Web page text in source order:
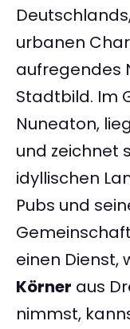
urbanen
aufregendes
Stadtbild. Im
Nuneaton,
und zeichnet
idyllischen
Pubs und
einen Dienst,
Körner aus
nimmst,